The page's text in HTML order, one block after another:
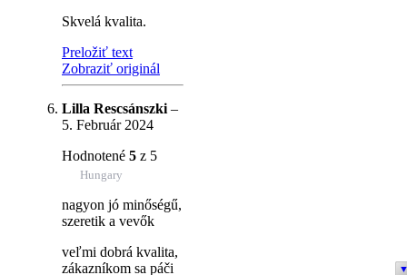
Skvelá kvalita.
Preložiť text
Zobraziť originál
Lilla Rescsánszki –
5. Február 2024
Hodnotené 5 z 5
Hungary
nagyon jó minőségű,
szeretik a vevők
veľmi dobrá kvalita,
zákazníkom sa páči